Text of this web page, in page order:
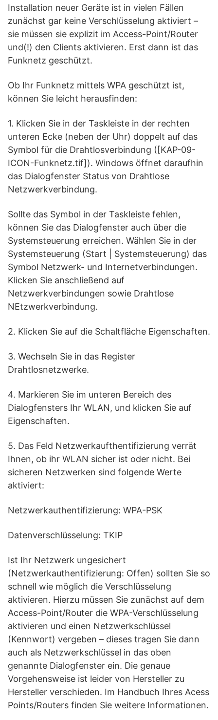
Installation neuer Geräte ist in vielen Fällen
zunächst gar keine Verschlüsselung aktiviert –
sie müssen sie explizit im Access-Point/Router
und(!) den Clients aktivieren. Erst dann ist das
Funknetz geschützt.
Ob Ihr Funknetz mittels WPA geschützt ist,
können Sie leicht herausfinden:
1. Klicken Sie in der Taskleiste in der rechten
unteren Ecke (neben der Uhr) doppelt auf das
Symbol für die Drahtlosverbindung ([KAP-09-
ICON-Funknetz.tif]). Windows öffnet daraufhin
das Dialogfenster Status von Drahtlose
Netzwerkverbindung.
Sollte das Symbol in der Taskleiste fehlen,
können Sie das Dialogfenster auch über die
Systemsteuerung erreichen. Wählen Sie in der
Systemsteuerung (Start | Systemsteuerung) das
Symbol Netzwerk- und Internetverbindungen.
Klicken Sie anschließend auf
Netzwerkverbindungen sowie Drahtlose
NEtzwerkverbindung.
2. Klicken Sie auf die Schaltfläche Eigenschaften.
3. Wechseln Sie in das Register
Drahtlosnetzwerke.
4. Markieren Sie im unteren Bereich des
Dialogfensters Ihr WLAN, und klicken Sie auf
Eigenschaften.
5. Das Feld Netzwerkaufthentifizierung verrät
Ihnen, ob ihr WLAN sicher ist oder nicht. Bei
sicheren Netzwerken sind folgende Werte
aktiviert:
Netzwerkauthentifizierung: WPA-PSK
Datenverschlüsselung: TKIP
Ist Ihr Netzwerk ungesichert
(Netzwerkauthentifizierung: Offen) sollten Sie so
schnell wie möglich die Verschlüsselung
aktivieren. Hierzu müssen Sie zunächst auf dem
Access-Point/Router die WPA-Verschlüsselung
aktivieren und einen Netzwerkschlüssel
(Kennwort) vergeben – dieses tragen Sie dann
auch als Netzwerkschlüssel in das oben
genannte Dialogfenster ein. Die genaue
Vorgehensweise ist leider von Hersteller zu
Hersteller verschieden. Im Handbuch Ihres Acess
Points/Routers finden Sie weitere Informationen.